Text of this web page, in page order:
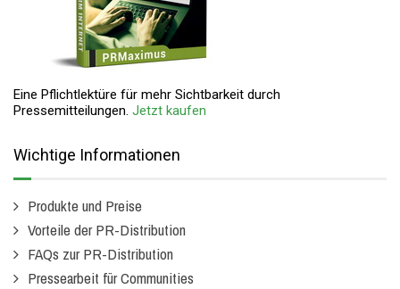
Eine Pflichtlektüre für mehr Sichtbarkeit durch
Pressemitteilungen. Jetzt kaufen
Wichtige Informationen
Produkte und Preise
Vorteile der PR-Distribution
FAQs zur PR-Distribution
Pressearbeit für Communities